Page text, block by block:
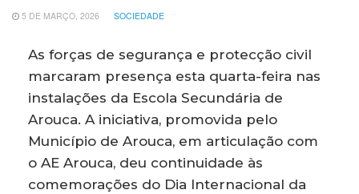
5 DE MARÇO, 2026 SOCIEDADE
As forças de segurança e protecção civil
marcaram presença esta quarta-feira nas
instalações da Escola Secundária de
Arouca. A iniciativa, promovida pelo
Município de Arouca, em articulação com
o AE Arouca, deu continuidade às
comemorações do Dia Internacional da